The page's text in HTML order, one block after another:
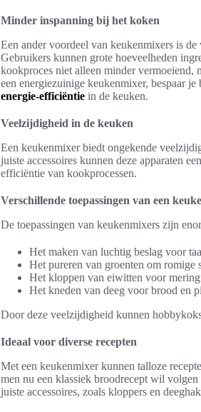
Minder inspanning bij het koken
Een ander voordeel van keukenmixers is
Gebruikers kunnen grote hoeveelheden
kookproces niet alleen minder vermoeiend,
een energiezuinige keukenmixer, bespaar
energie-efficiëntie in de keuken.
Veelzijdigheid in de keuken
Een keukenmixer biedt ongekende
juiste accessoires kunnen deze apparaten
efficiëntie van kookprocessen.
Verschillende toepassingen van een
De toepassingen van keukenmixers zijn
Het maken van luchtig beslag voor
Het pureren van groenten om romige
Het kloppen van eiwitten voor
Het kneden van deeg voor brood en
Door deze veelzijdigheid kunnen
Ideaal voor diverse recepten
Met een keukenmixer kunnen talloze
men nu een klassiek broodrecept wil
juiste accessoires, zoals kloppers en